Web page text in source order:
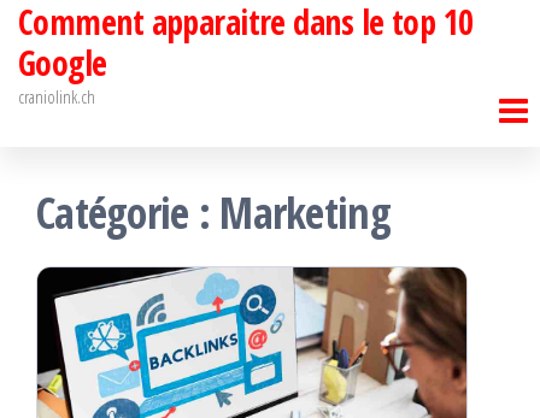
Passer
contenu
Comment apparaitre dans le top 10
Google
craniolink.ch
Catégorie : Marketing